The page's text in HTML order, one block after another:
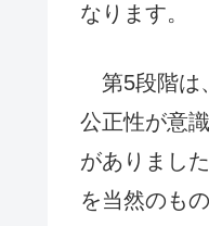
なります。
第5段階は
公正性が意
がありまし
を当然のも